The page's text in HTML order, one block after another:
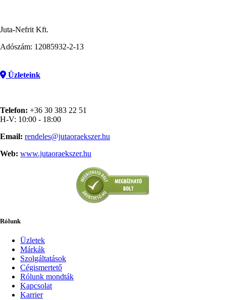
Juta-Nefrit Kft.
Adószám: 12085932-2-13
Üzleteink
Telefon: +36 30 383 22 51
H-V: 10:00 - 18:00
Email: rendeles@jutaoraekszer.hu
Web: www.jutaoraekszer.hu
Rólunk
Üzletek
Márkák
Szolgáltatások
Cégismertető
Rólunk mondták
Kapcsolat
Karrier